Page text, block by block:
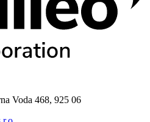
Voda 468, 925 06